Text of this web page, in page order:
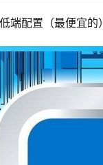
端配置（最便宜